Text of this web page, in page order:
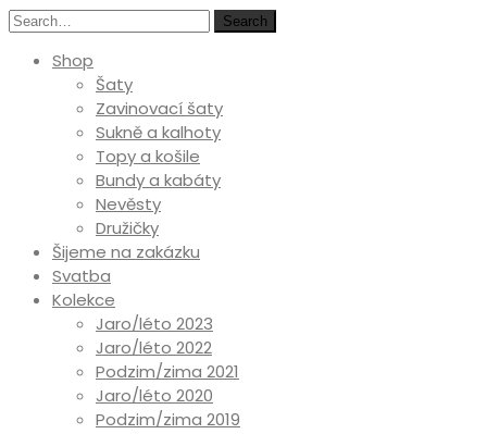
Search
Shop
Šaty
Zavinovací šaty
Sukně a kalhoty
Topy a košile
Bundy a kabáty
Nevěsty
Družičky
Šijeme na zakázku
Svatba
Kolekce
Jaro/léto 2023
Jaro/léto 2022
Podzim/zima 2021
Jaro/léto 2020
Podzim/zima 2019